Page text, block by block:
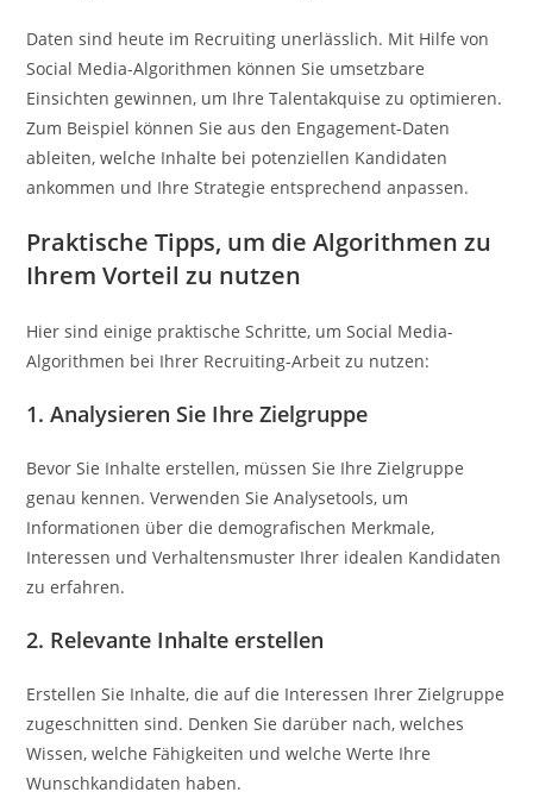
Daten sind heute im Recruiting unerlässlich. Mit Hilfe von
Social Media-Algorithmen können Sie umsetzbare
Einsichten gewinnen, um Ihre Talentakquise zu optimieren.
Zum Beispiel können Sie aus den Engagement-Daten
ableiten, welche Inhalte bei potenziellen Kandidaten
ankommen und Ihre Strategie entsprechend anpassen.
Praktische Tipps, um die Algorithmen zu
Ihrem Vorteil zu nutzen
Hier sind einige praktische Schritte, um Social Media-
Algorithmen bei Ihrer Recruiting-Arbeit zu nutzen:
1. Analysieren Sie Ihre Zielgruppe
Bevor Sie Inhalte erstellen, müssen Sie Ihre Zielgruppe
genau kennen. Verwenden Sie Analysetools, um
Informationen über die demografischen Merkmale,
Interessen und Verhaltensmuster Ihrer idealen Kandidaten
zu erfahren.
2. Relevante Inhalte erstellen
Erstellen Sie Inhalte, die auf die Interessen Ihrer Zielgruppe
zugeschnitten sind. Denken Sie darüber nach, welches
Wissen, welche Fähigkeiten und welche Werte Ihre
Wunschkandidaten haben.